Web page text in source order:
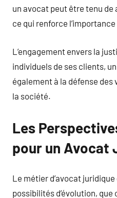
un avocat peut être tenu de
ce qui renforce
L’engagement envers la
individuels de ses clients,
également à la défense
la société.
Les
pour un Avocat
Le métier d’avocat
possibilités d’évolution, que